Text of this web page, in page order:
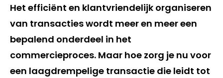
Het efficiënt en klantvriendelijk organiseren
van transacties wordt meer en meer een
bepalend onderdeel in het
commercieproces. Maar hoe zorg je nu voor
een laagdrempelige transactie die leidt tot